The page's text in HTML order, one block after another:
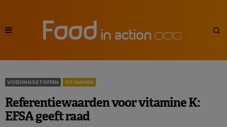
VOEDINGSSTOFFEN VITAMINEN
Referentiewaarden voor vitamine K:
EFSA geeft raad